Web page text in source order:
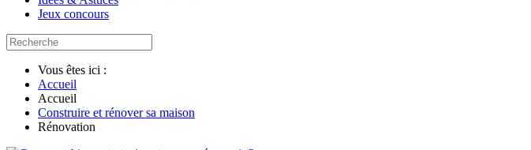
Jeux concours
Vous êtes ici :
Accueil
Accueil
Construire et rénover sa maison
Rénovation